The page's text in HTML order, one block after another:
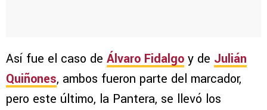
Así fue el caso de Álvaro Fidalgo y de Julián
Quiñones, ambos fueron parte del marcador,
pero este último, la Pantera, se llevó los